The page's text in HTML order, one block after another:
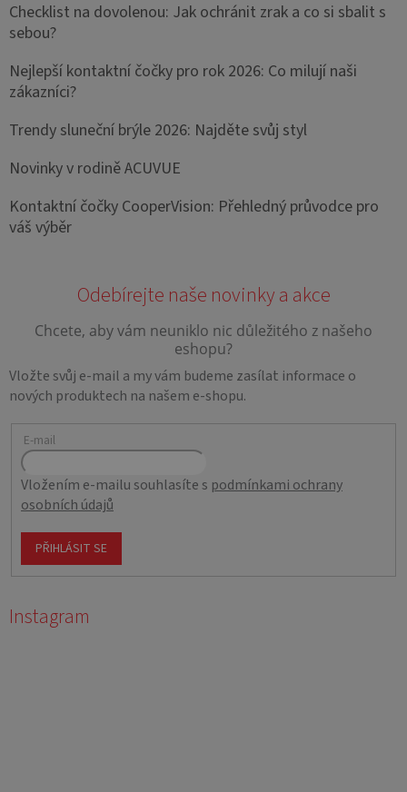
Checklist na dovolenou: Jak ochránit zrak a co si sbalit s
sebou?
Nejlepší kontaktní čočky pro rok 2026: Co milují naši
zákazníci?
Trendy sluneční brýle 2026: Najděte svůj styl
Novinky v rodině ACUVUE
Kontaktní čočky CooperVision: Přehledný průvodce pro
váš výběr
Vložte svůj e-mail a my vám budeme zasílat informace o
nových produktech na našem e-shopu.
E-mail
Vložením e-mailu souhlasíte s podmínkami ochrany
osobních údajů
PŘIHLÁSIT SE
Instagram